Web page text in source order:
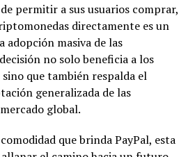
permitir a sus usuarios comprar,
directamente es un
masiva de las
no solo beneficia a los
que también respalda el
generalizada de las
global.
que brinda PayPal, esta